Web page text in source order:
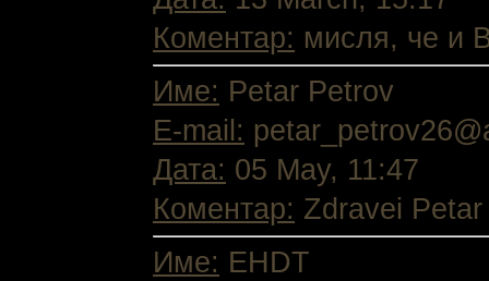
Коментар: мисля, че и
Име: Petar Petrov
E-mail:
Дата: 05 May, 11:47
Коментар: Zdravei
Име: EHDT